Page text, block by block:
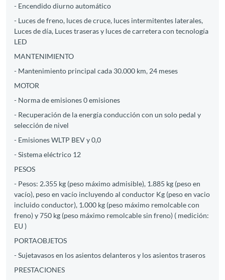
- Encendido diurno automático
- Luces de freno, luces de cruce, luces intermitentes laterales,
Luces de día, Luces traseras y luces de carretera con tecnología
LED
MANTENIMIENTO
- Mantenimiento principal cada 30.000 km, 24 meses
MOTOR
- Norma de emisiones 0 emisiones
- Recuperación de la energía conducción con un solo pedal y
selección de nivel
- Emisiones WLTP BEV y 0,0
- Sistema eléctrico 12
PESOS
- Pesos: 2.355 kg (peso máximo admisible), 1.885 kg (peso en
vacío), peso en vacío incluyendo al conductor Kg (peso en vacio
incluido conductor), 1.000 kg (peso máximo remolcable con
freno) y 750 kg (peso máximo remolcable sin freno) ( medición:
EU )
PORTAOBJETOS
- Sujetavasos en los asientos delanteros y los asientos traseros
PRESTACIONES